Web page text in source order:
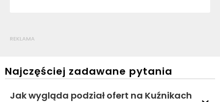
REKLAMA
Najczęściej zadawane pytania
Jak wygląda podział ofert na Kuźnikach